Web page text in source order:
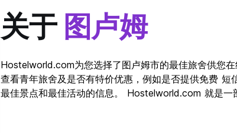
关于图卢姆
Hostelworld.com为您选择了图卢姆市的最佳旅舍供您
查看青年旅舍及是否有特价优惠，例如是否提供免费
最佳景点和最佳活动的信息。 Hostelworld.com 就是一